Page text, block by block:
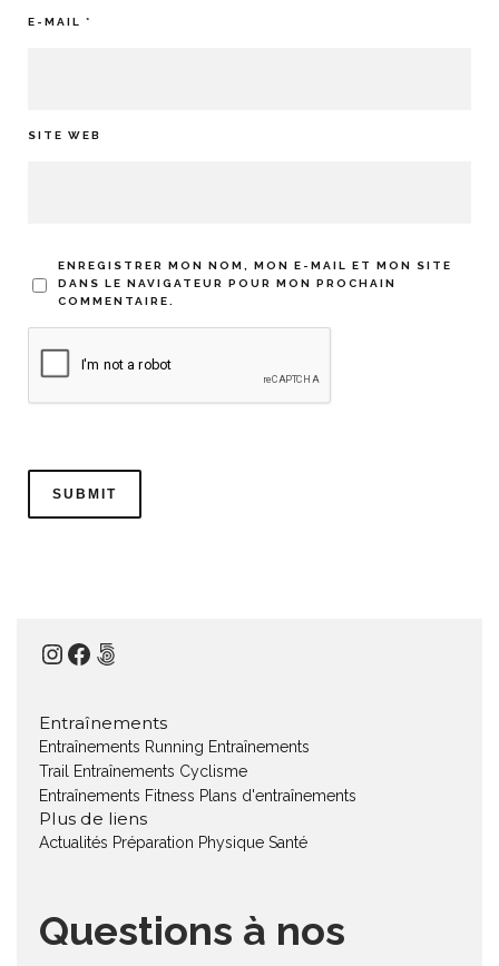
E-MAIL *
SITE WEB
ENREGISTRER MON NOM, MON E-MAIL ET MON SITE
DANS LE NAVIGATEUR POUR MON PROCHAIN
COMMENTAIRE.
Instagram
Facebook
500px
Entraînements
Entraînements Running Entraînements
Trail
Entraînements Cyclisme
Entraînements Fitness Plans d'entraînements
Plus de liens
Actualités Préparation Physique Santé
Questions à nos